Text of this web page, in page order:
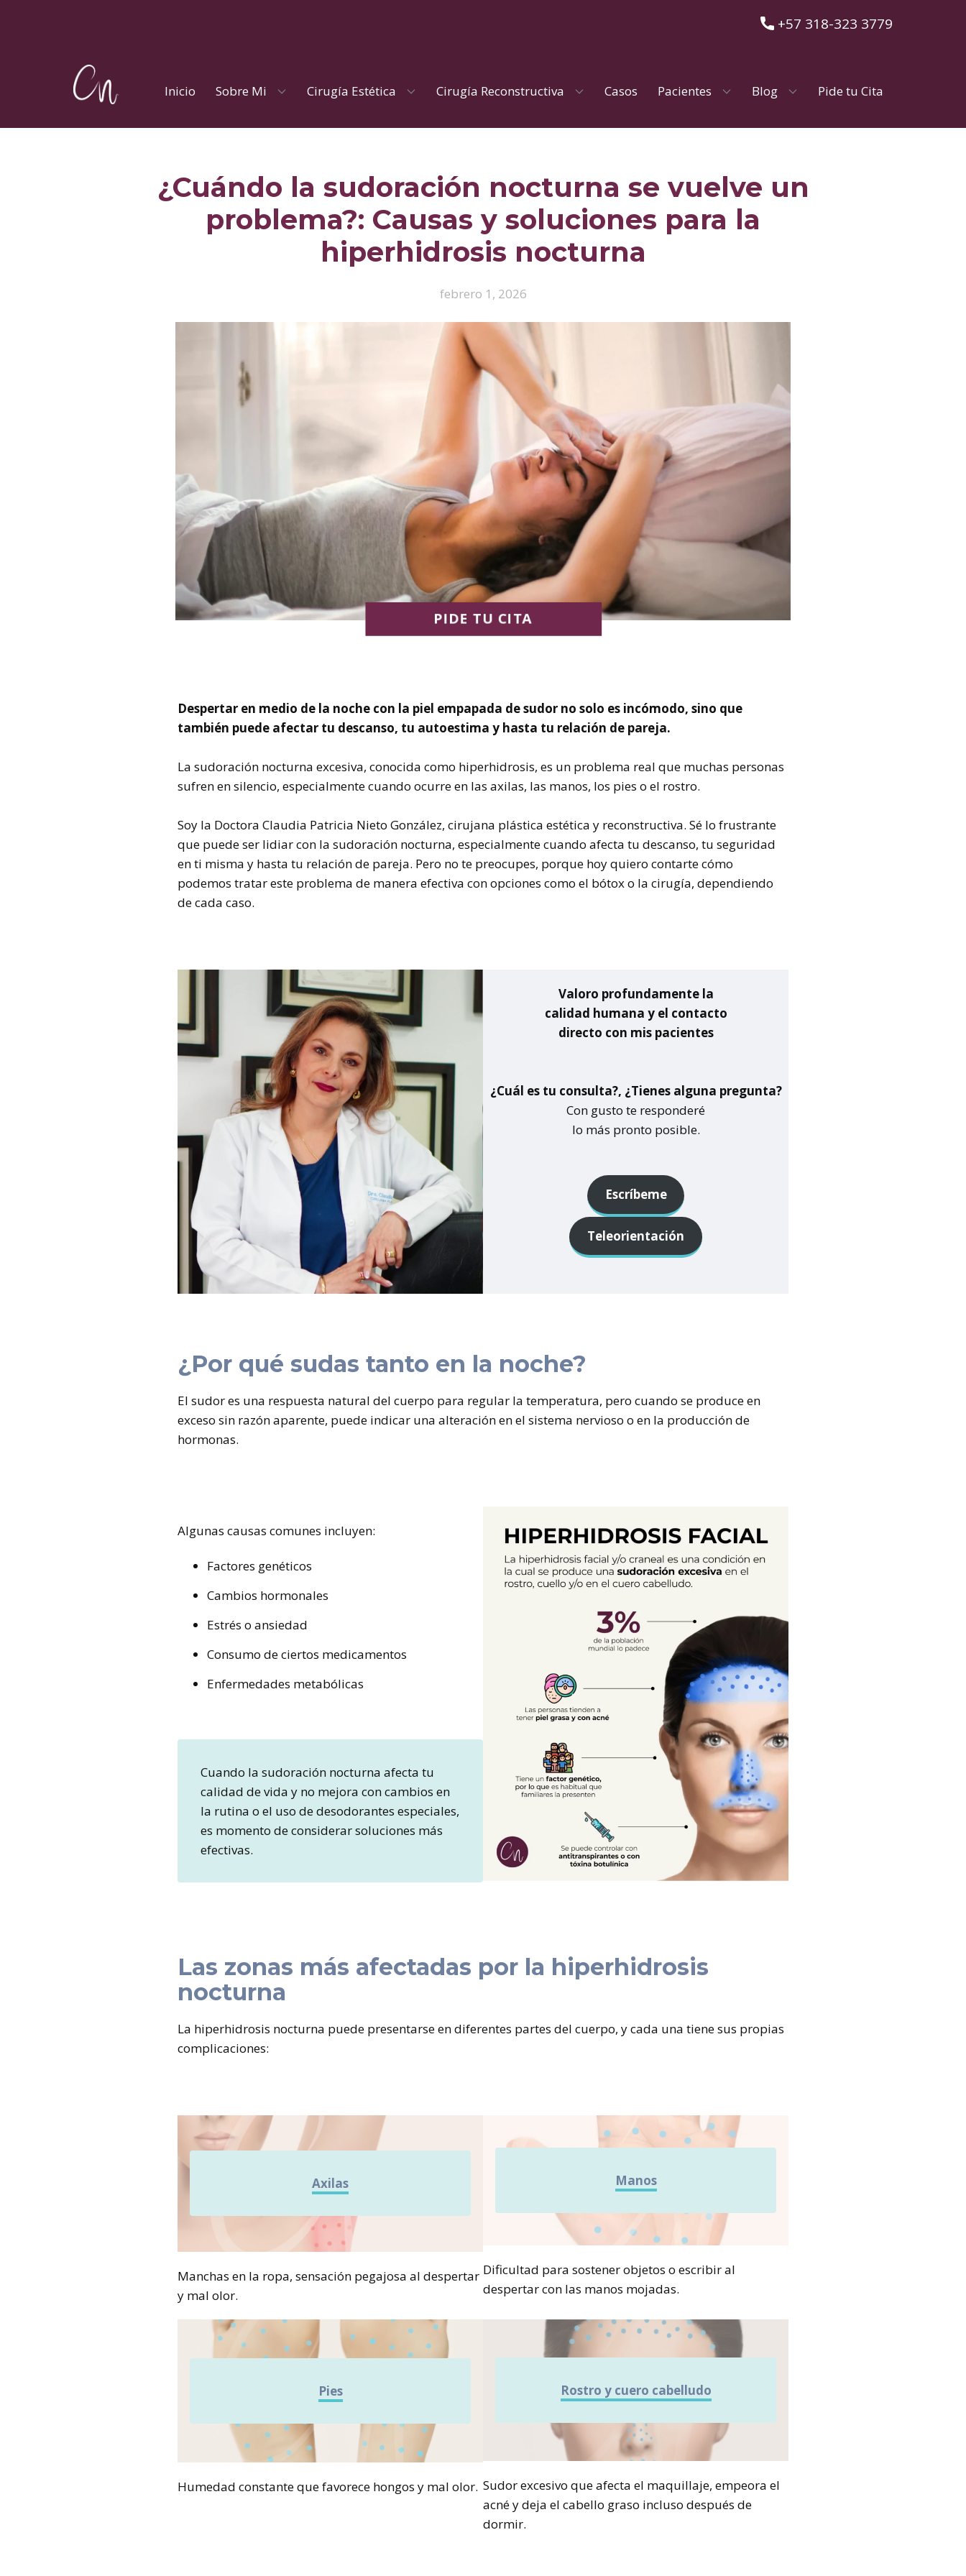
​+57 318-323 3779
Inicio Sobre Mi Cirugía Estética Cirugía Reconstructiva Casos Pacientes Blog Pide tu Cita
¿Cuándo la sudoración nocturna se vuelve un
problema?: Causas y soluciones para la
hiperhidrosis nocturna
febrero 1, 2026
PIDE TU CITA
Despertar en medio de la noche con la piel empapada de sudor no solo es incómodo, sino que
también puede afectar tu descanso, tu autoestima y hasta tu relación de pareja.
La sudoración nocturna excesiva, conocida como hiperhidrosis, es un problema real que muchas personas
sufren en silencio, especialmente cuando ocurre en las axilas, las manos, los pies o el rostro.
Soy la Doctora Claudia Patricia Nieto González, cirujana plástica estética y reconstructiva. Sé lo frustrante
que puede ser lidiar con la sudoración nocturna, especialmente cuando afecta tu descanso, tu seguridad
en ti misma y hasta tu relación de pareja. Pero no te preocupes, porque hoy quiero contarte cómo
podemos tratar este problema de manera efectiva con opciones como el bótox o la cirugía, dependiendo
de cada caso.
Valoro profundamente la
calidad humana y el contacto
directo con mis pacientes
¿Cuál es tu consulta?, ¿Tienes alguna pregunta?
Con gusto te responderé
lo más pronto posible.
Escríbeme
Teleorientación
¿Por qué sudas tanto en la noche?
El sudor es una respuesta natural del cuerpo para regular la temperatura, pero cuando se produce en
exceso sin razón aparente, puede indicar una alteración en el sistema nervioso o en la producción de
hormonas.
Algunas causas comunes incluyen:
Factores genéticos
Cambios hormonales
Estrés o ansiedad
Consumo de ciertos medicamentos
Enfermedades metabólicas
Cuando la sudoración nocturna afecta tu
calidad de vida y no mejora con cambios en
la rutina o el uso de desodorantes especiales,
es momento de considerar soluciones más
efectivas.
Las zonas más afectadas por la hiperhidrosis
nocturna
La hiperhidrosis nocturna puede presentarse en diferentes partes del cuerpo, y cada una tiene sus propias
complicaciones:
Axilas
Manchas en la ropa, sensación pegajosa al despertar
y mal olor.
Manos
Dificultad para sostener objetos o escribir al
despertar con las manos mojadas.
Pies
Humedad constante que favorece hongos y mal olor.
Rostro y cuero cabelludo
Sudor excesivo que afecta el maquillaje, empeora el
acné y deja el cabello graso incluso después de
dormir.